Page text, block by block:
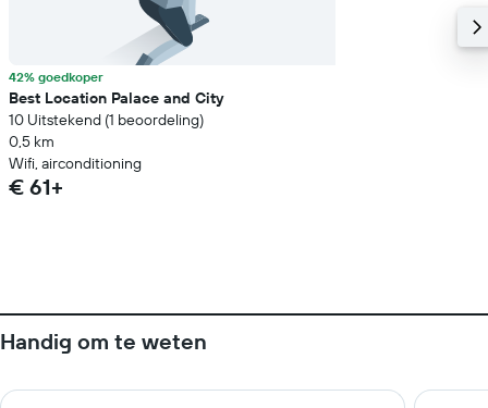
42% goedkoper
Best Location Palace and City
10 Uitstekend (1 beoordeling)
0,5 km
Wifi, airconditioning
€ 61+
Handig om te weten